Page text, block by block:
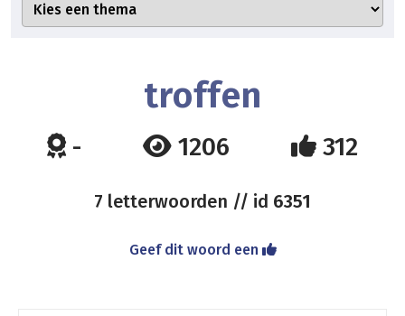
troffen
- 1206 312
7 letterwoorden // id 6351
Geef dit woord een